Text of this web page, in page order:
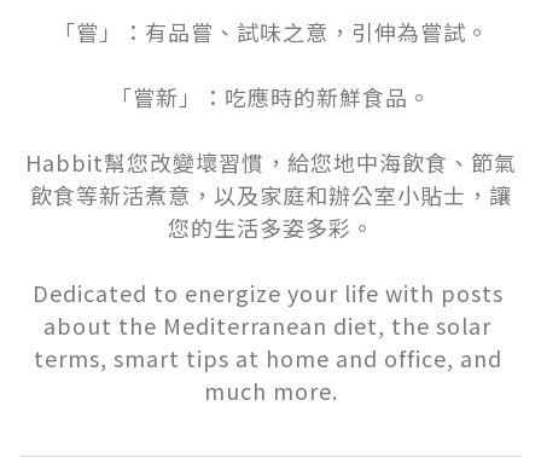
「嘗」：有品嘗、試味之意，引伸為嘗試。
「嘗新」：吃應時的新鮮食品。
Habbit幫您改變壞習慣，給您地中海飲食、節氣
飲食等新活煮意，以及家庭和辦公室小貼士，讓
您的生活多姿多彩。
Dedicated to energize your life with posts
about the Mediterranean diet, the solar
terms, smart tips at home and office, and
much more.